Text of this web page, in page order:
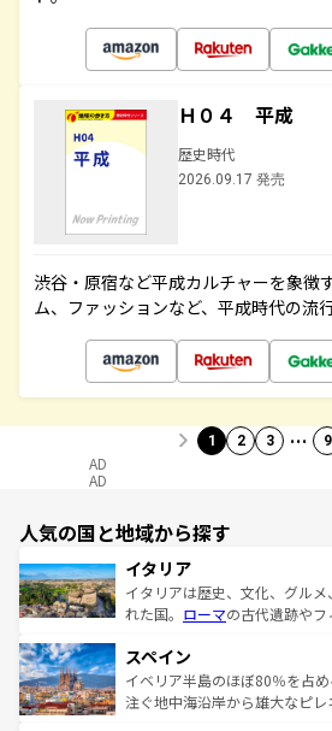
Ｈ０４ 平成
歴史時代
2026.09.17 発売
渋谷・原宿など平成カルチャーを象徴
ム、ファッションなど、平成時代の流
1 2 3 … 9
AD
AD
人気の国と地域から探す
イタリア
イタリアは歴史、文化、グル
れた国。 ローマの古代遺跡や
ろん、トスカーナの美しい田園
景など、自然景観も見逃せな
ピザやパスタなど、絶品のイ
スペイン
イベリア半島のほぼ80％を占
注ぐ地中海沿岸から雄大なピ